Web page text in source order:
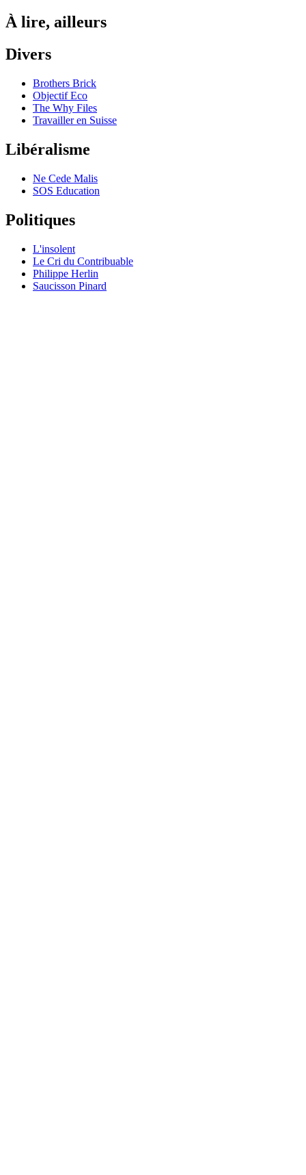
À lire, ailleurs
Divers
Brothers Brick
Objectif Eco
The Why Files
Travailler en Suisse
Libéralisme
Ne Cede Malis
SOS Education
Politiques
L'insolent
Le Cri du Contribuable
Philippe Herlin
Saucisson Pinard